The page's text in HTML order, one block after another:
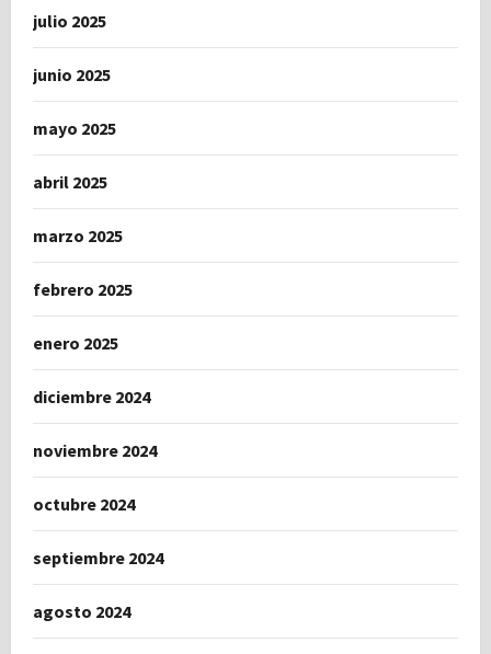
julio 2025
junio 2025
mayo 2025
abril 2025
marzo 2025
febrero 2025
enero 2025
diciembre 2024
noviembre 2024
octubre 2024
septiembre 2024
agosto 2024